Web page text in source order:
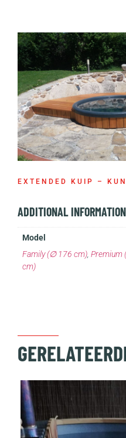
EXTENDED KUIP –
ADDITIONAL INFORMATION
Model
Family (∅ 176 cm), Premium
cm)